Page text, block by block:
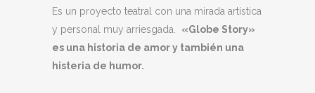
Es un proyecto teatral con una mirada artística
y personal muy arriesgada. «Globe Story»
es una historia de amor y también una
histeria de humor.